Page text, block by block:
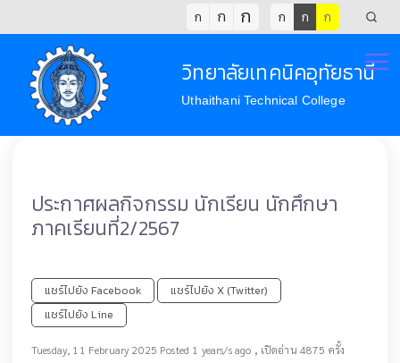
ก ก ก ก ก ก
วิทยาลัยเทคนิคอุทัยธานี
Uthaithani Technical College
ประกาศผลกิจกรรม นักเรียน นักศึกษา
ภาคเรียนที่2/2567
แชร์ไปยัง Facebook
แชร์ไปยัง X (Twitter)
แชร์ไปยัง Line
Tuesday, 11 February 2025 Posted 1 years/s ago , เปิดอ่าน 4875 ครั้ง